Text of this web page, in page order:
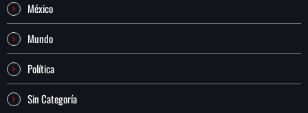
México
Mundo
Política
Sin Categoría